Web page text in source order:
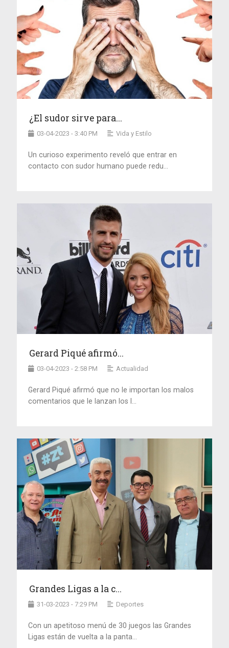
¿El sudor sirve para...
03-04-2023 - 3:40 PM Vida y Estilo
Un curioso experimento reveló que entrar en
contacto con sudor humano puede redu...
Gerard Piqué afirmó...
03-04-2023 - 2:58 PM Actualidad
Gerard Piqué afirmó que no le importan los malos
comentarios que le lanzan los l...
Grandes Ligas a la c...
31-03-2023 - 7:29 PM Deportes
Con un apetitoso menú de 30 juegos las Grandes
Ligas están de vuelta a la panta...